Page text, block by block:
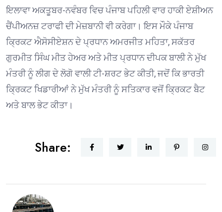
ਇਲਾਵਾ ਅਕਤੂਬਰ-ਨਵੰਬਰ ਵਿਚ ਪੰਜਾਬ ਪਹਿਲੀ ਵਾਰ ਹਾਕੀ ਏਸ਼ੀਅਨ
ਚੈਂਪੀਅਨਜ਼ ਟਰਾਫੀ ਦੀ ਮੇਜ਼ਬਾਨੀ ਵੀ ਕਰੇਗਾ। ਇਸ ਮੌਕੇ ਪੰਜਾਬ
ਕ੍ਰਿਕਟ ਐਸੋਸੀਏਸ਼ਨ ਦੇ ਪ੍ਰਧਾਨ ਅਮਰਜੀਤ ਮਹਿਤਾ, ਸਕੱਤਰ
ਗੁਰਮੀਤ ਸਿੰਘ ਮੀਤ ਹੇਅਰ ਅਤੇ ਮੀਤ ਪ੍ਰਧਾਨ ਦੀਪਕ ਬਾਲੀ ਨੇ ਮੁੱਖ
ਮੰਤਰੀ ਨੂੰ ਲੀਗ ਦੇ ਲੋਗੋ ਵਾਲੀ ਟੀ-ਸ਼ਰਟ ਭੇਟ ਕੀਤੀ, ਜਦੋਂ ਕਿ ਭਾਰਤੀ
ਕ੍ਰਿਕਟ ਖਿਡਾਰੀਆਂ ਨੇ ਮੁੱਖ ਮੰਤਰੀ ਨੂੰ ਸਤਿਕਾਰ ਵਜੋਂ ਕ੍ਰਿਕਟ ਬੈਟ
ਅਤੇ ਬਾਲ ਭੇਟ ਕੀਤਾ।
Share: